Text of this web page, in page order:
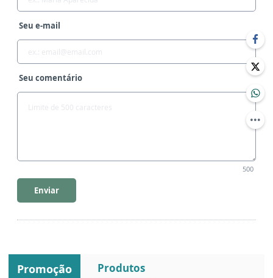
Seu e-mail
Seu comentário
500
Enviar
Promoção Produtos